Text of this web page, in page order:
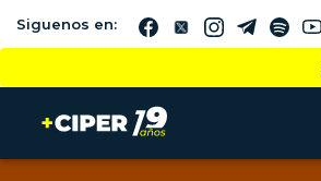
Siguenos en: